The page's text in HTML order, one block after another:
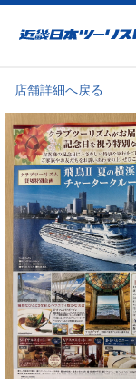
近畿日本ツーリスト
店舗詳細へ戻る